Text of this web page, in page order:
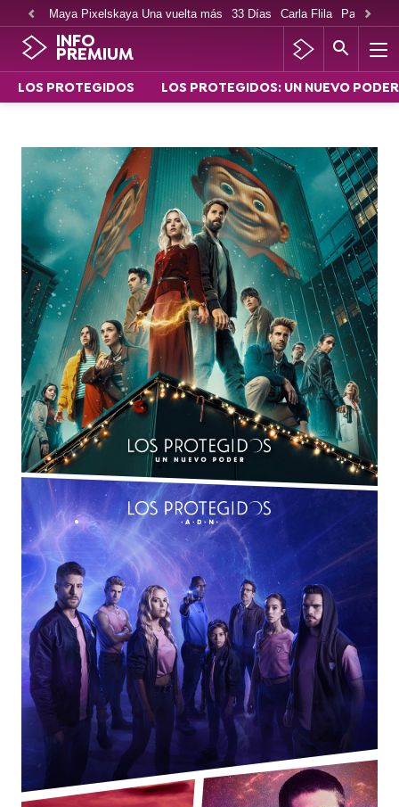
Maya Pixelskaya Una vuelta más 33 Días Carla Flila Paco
INFO
PREMIUM
LOS PROTEGIDOS LOS PROTEGIDOS: UN NUEVO PODER